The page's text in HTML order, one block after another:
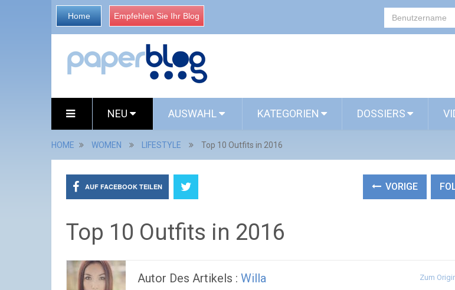
Home Empfehlen Sie Ihr Blog
NEU AUSWAHL KATEGORIEN DOSSIERS
HOME WOMEN LIFESTYLE Top 10 Outfits in 2016
AUF FACEBOOK TEILEN VORIGE
Top 10 Outfits in 2016
Autor Des Artikels : Willa Zum